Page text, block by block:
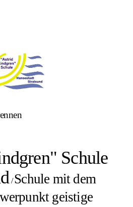
Schule
/Schule mit dem
geistige